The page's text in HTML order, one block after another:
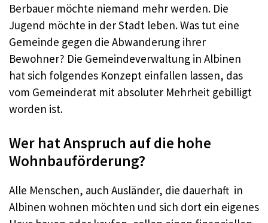
Berbauer möchte niemand mehr werden. Die
Jugend möchte in der Stadt leben. Was tut eine
Gemeinde gegen die Abwanderung ihrer
Bewohner? Die Gemeindeverwaltung in Albinen
hat sich folgendes Konzept einfallen lassen, das
vom Gemeinderat mit absoluter Mehrheit gebilligt
worden ist.
Wer hat Anspruch auf die hohe
Wohnbauförderung?
Alle Menschen, auch Ausländer, die dauerhaft in
Albinen wohnen möchten und sich dort ein eigenes